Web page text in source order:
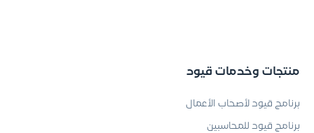
منتجات وخدمات قيود
برنامج قيود لأصحاب الأعمال
برنامج قيود للمحاسبين